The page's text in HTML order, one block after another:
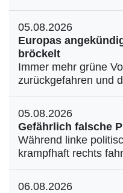
05.08.2026
Europas
bröckelt
Immer mehr grüne
zurückgefahren und
05.08.2026
Gefährlich falsche
Während linke
krampfhaft rechts
06.08.2026